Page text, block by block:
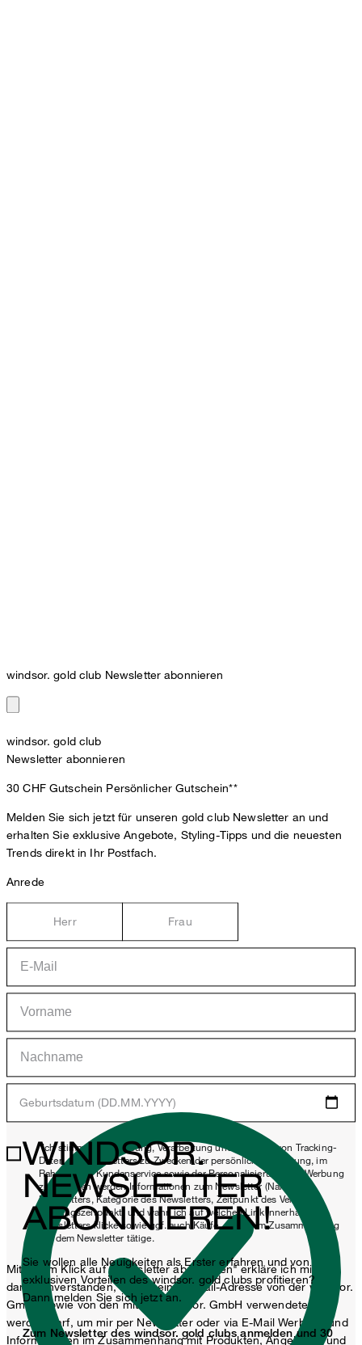
windsor. gold club Newsletter abonnieren
windsor. gold club
Newsletter abonnieren
30 CHF Gutschein Persönlicher Gutschein**
Melden Sie sich jetzt für unseren gold club Newsletter an und
erhalten Sie exklusive Angebote, Styling-Tipps und die neuesten
Trends direkt in Ihr Postfach.
Anrede
Herr Frau
Geburtsdatum (DD.MM.YYYY)
*Ich stimme der Erhebung, Verarbeitung und Nutzung von Tracking-
Daten des Newsletters zu Zwecken der persönlichen Beratung, im
Rahmen des Kundenservice sowie der Personalisierung von Werbung
zu. Erhoben werden Informationen zum Newsletter (Name des
Newsletters, Kategorie des Newsletters, Zeitpunkt des Versands,
Öffnungszeitpunkt) und wann ich auf welchen Link innerhalb des
Newsletters klicke sowie ggf. auch Käufe, die ich im Zusammenhang
mit dem Newsletter tätige.
Mit einem Klick auf „Newsletter abonnieren" erkläre ich mich
damit einverstanden, dass meine E-Mail-Adresse von der windsor.
GmbH sowie von den mit der windsor. GmbH verwendeten
werden darf, um mir per Newsletter oder via E-Mail Werbung und
Informationen im Zusammenhang mit Produkten, Angeboten und
WINDSOR.
NEWSLETTER
ABONNIEREN!
Zum Newsletter des windsor. gold clubs anmelden und 30
Sie wollen alle Neuigkeiten als Erster erfahren und von
exklusiven Vorteilen des windsor. gold clubs profitieren?
Dann melden Sie sich jetzt an.